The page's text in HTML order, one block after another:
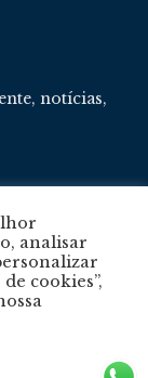
notícias,
com
analisar
cookies”,